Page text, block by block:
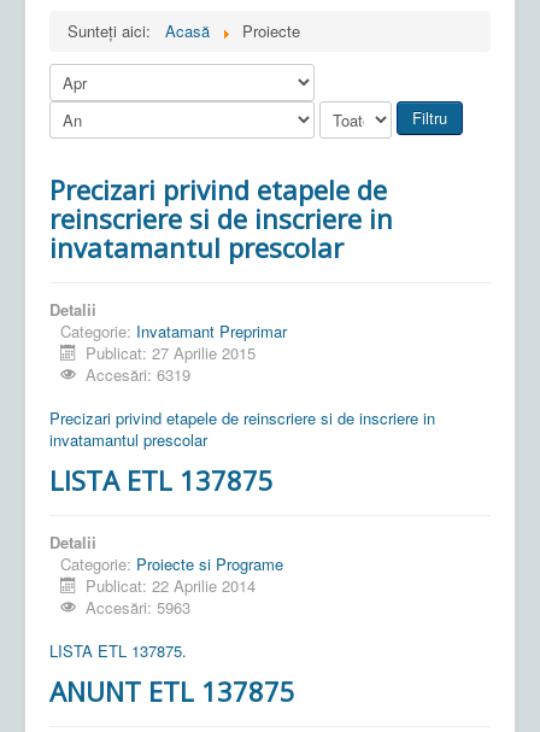
Sunteți aici:
Acasă Proiecte
Filtru
Precizari privind etapele de
reinscriere si de inscriere in
invatamantul prescolar
Detalii
Categorie: Invatamant Preprimar
Publicat: 27 Aprilie 2015
Accesări: 6319
Precizari privind etapele de reinscriere si de inscriere in
invatamantul prescolar
LISTA ETL 137875
Detalii
Categorie: Proiecte si Programe
Publicat: 22 Aprilie 2014
Accesări: 5963
LISTA ETL 137875.
ANUNT ETL 137875